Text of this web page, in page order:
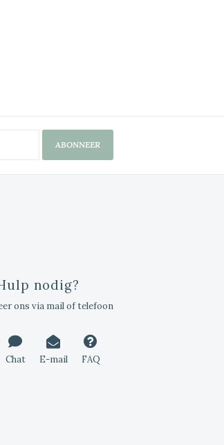
ABONNEER
nodig?
ons via mail of telefoon
Chat E-mail FAQ